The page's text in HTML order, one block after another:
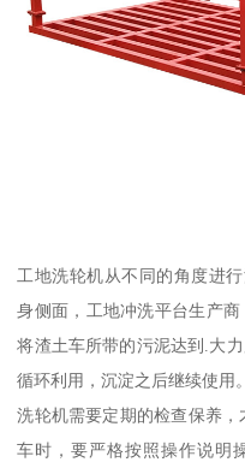
工地洗轮机从不同的角度进
身侧面，工地冲洗平台生产
将渣土车所带的污泥达到.大
循环利用，沉淀之后继续使用。
洗轮机需要定期的检查保养
车时，要严格按照操作说明